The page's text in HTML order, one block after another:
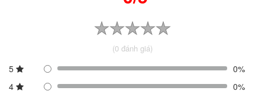
(0 đánh giá)
5
0%
4
0%